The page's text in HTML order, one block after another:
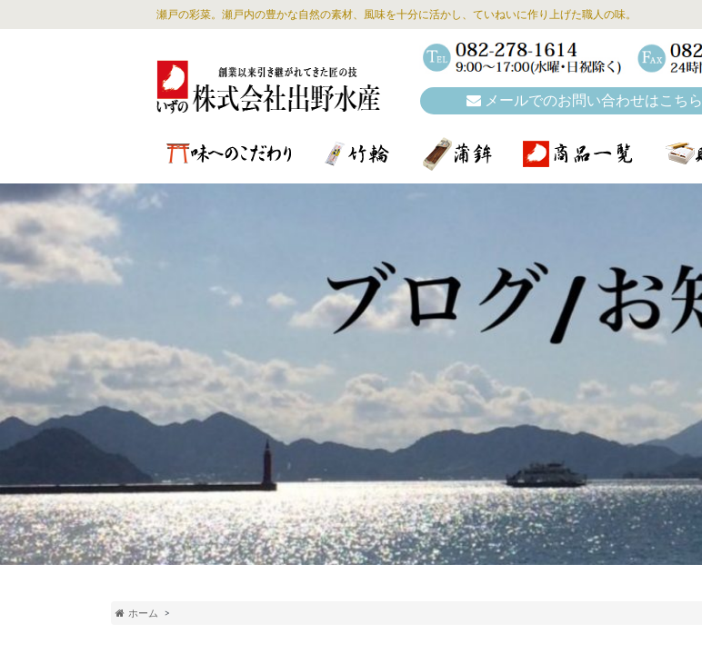
瀬戸の彩菜。瀬戸内の豊かな自然の素材、風味を十分に活かし、ていねいに作り上げた職人の味。
メールでのお問い合わせはこちら
ホーム